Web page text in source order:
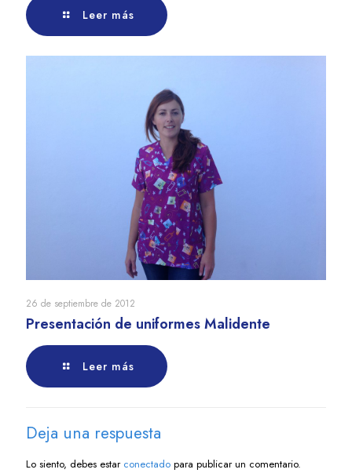
Leer más
26 de septiembre de 2012
Presentación de uniformes Malidente
Leer más
Deja una respuesta
Lo siento, debes estar conectado para publicar un comentario.